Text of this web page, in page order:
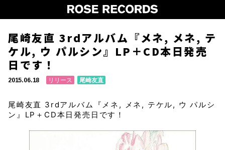
尾崎友直 3rdアルバム『メネ, メネ, テ
ケル, ウ パルシン』LP＋CD本日発売
日です！
2015.06.18 リリース 尾崎友直
尾崎友直 3rdアルバム『メネ, メネ, テケル, ウ パルシ
ン』LP＋CD本日発売日です！